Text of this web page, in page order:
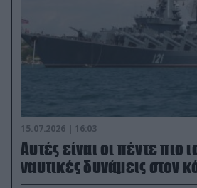
15.07.2026 | 16:03
Aυτές είναι οι πέντε πιο
ναυτικές δυνάμεις στον